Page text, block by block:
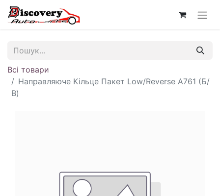
Всі товари
Направляюче Кільце Пакет Low/Reverse A761 (Б/
В)